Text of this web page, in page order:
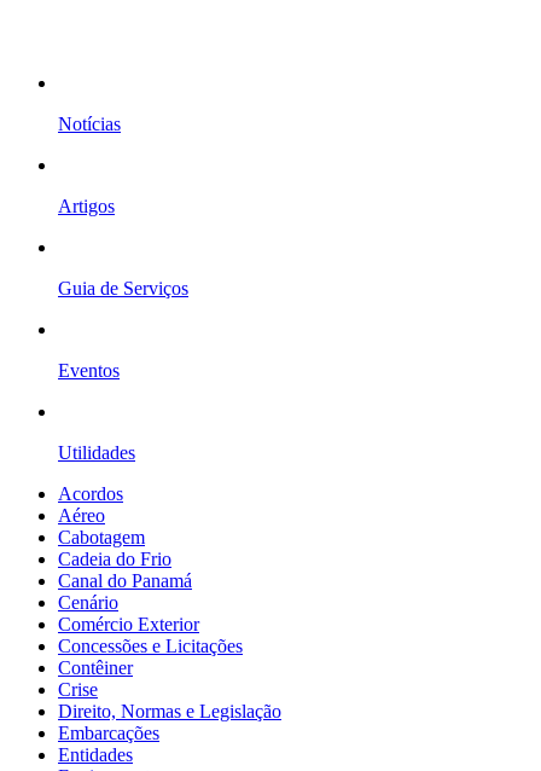
Notícias
Artigos
Guia de Serviços
Eventos
Utilidades
Acordos
Aéreo
Cabotagem
Cadeia do Frio
Canal do Panamá
Cenário
Comércio Exterior
Concessões e Licitações
Contêiner
Crise
Direito, Normas e Legislação
Embarcações
Entidades